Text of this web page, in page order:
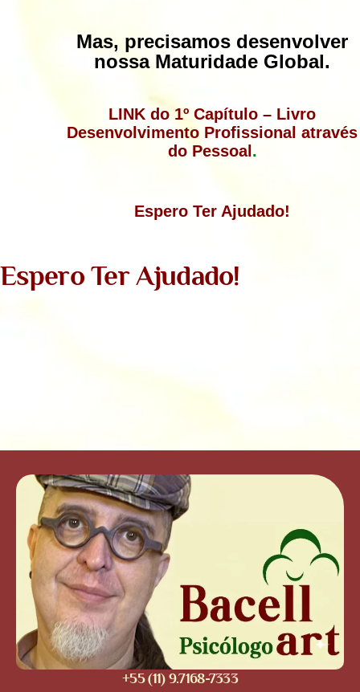
Mas, precisamos desenvolver
nossa Maturidade Global.
LINK do 1º Capítulo – Livro
Desenvolvimento Profissional através
do Pessoal .
Espero Ter Ajudado!
Espero Ter Ajudado!
+55 (11) 9.7168-7333